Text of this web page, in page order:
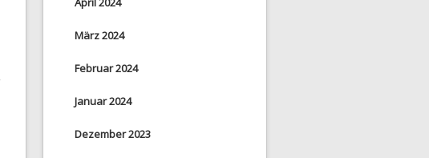
März 2024
Februar 2024
Januar 2024
Dezember 2023